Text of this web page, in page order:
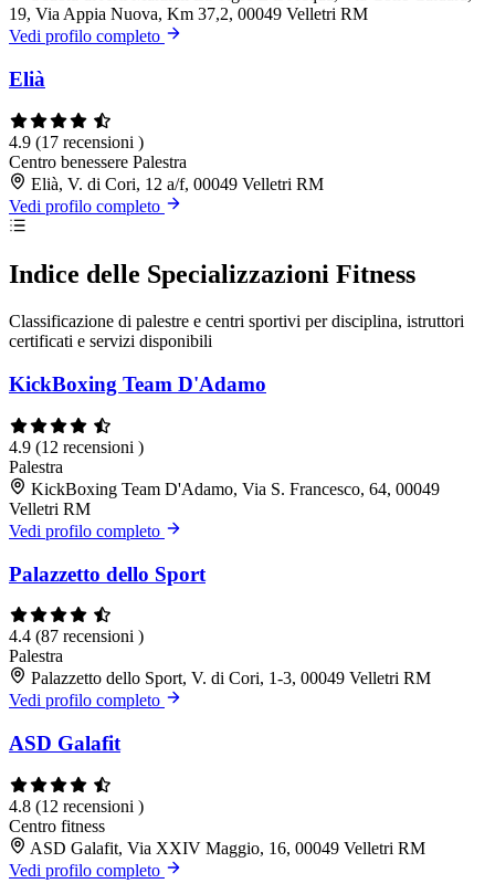
19, Via Appia Nuova, Km 37,2, 00049 Velletri RM
Vedi profilo completo
Elià
4.9 (17 recensioni )
Centro benessere Palestra
Elià, V. di Cori, 12 a/f, 00049 Velletri RM
Vedi profilo completo
Indice delle Specializzazioni Fitness
Classificazione di palestre e centri sportivi per disciplina, istruttori
certificati e servizi disponibili
KickBoxing Team D'Adamo
4.9 (12 recensioni )
Palestra
KickBoxing Team D'Adamo, Via S. Francesco, 64, 00049
Velletri RM
Vedi profilo completo
Palazzetto dello Sport
4.4 (87 recensioni )
Palestra
Palazzetto dello Sport, V. di Cori, 1-3, 00049 Velletri RM
Vedi profilo completo
ASD Galafit
4.8 (12 recensioni )
Centro fitness
ASD Galafit, Via XXIV Maggio, 16, 00049 Velletri RM
Vedi profilo completo